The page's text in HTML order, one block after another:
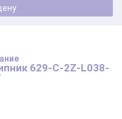
цену
629-C-2Z-L038-